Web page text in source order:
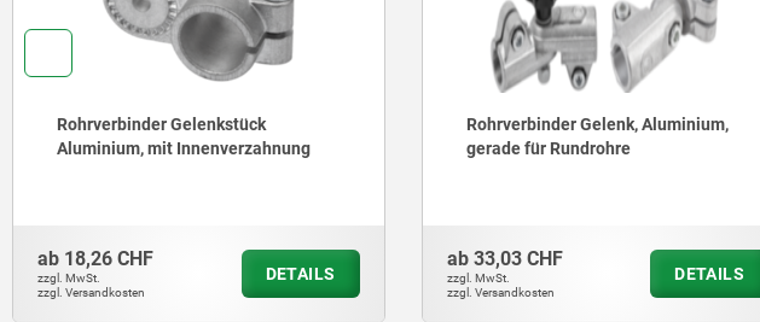
Rohrverbinder Gelenkstück
Aluminium, mit Innenverzahnung
ab 18,26 CHF
zzgl. MwSt.
zzgl. Versandkosten
DETAILS
Rohrverbinder Gelenk, Aluminium,
gerade für Rundrohre
ab33,03 CHF
zzgl. MwSt.
zzgl. Versandkosten
DETAILS